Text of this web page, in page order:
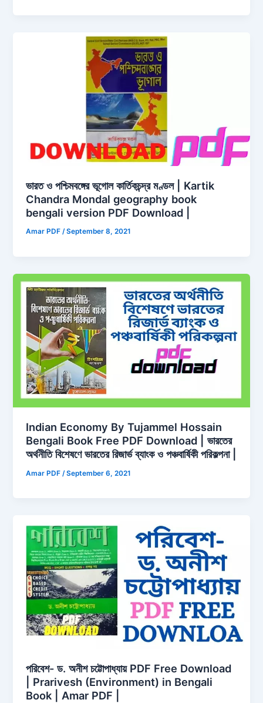
ভারত ও পশ্চিমবঙ্গের ভূগোল কার্তিকচন্দ্র মণ্ডল | Kartik
Chandra Mondal geography book
bengali version PDF Download |
Amar PDF/September 8, 2021
Indian Economy By Tujammel Hossain
Bengali Book Free PDF Download | ভারতের
অর্থনীতি বিশেষণে ভারতের রিজার্ভ ব্যাংক ও পঞ্চবার্ষিকী পরিকল্পনা |
Amar PDF /September 6, 2021
পরিবেশ- ড. অনীশ চট্টোপাধ্যায় PDF Free Download
| Prarivesh (Environment) in Bengali
Book | Amar PDF |